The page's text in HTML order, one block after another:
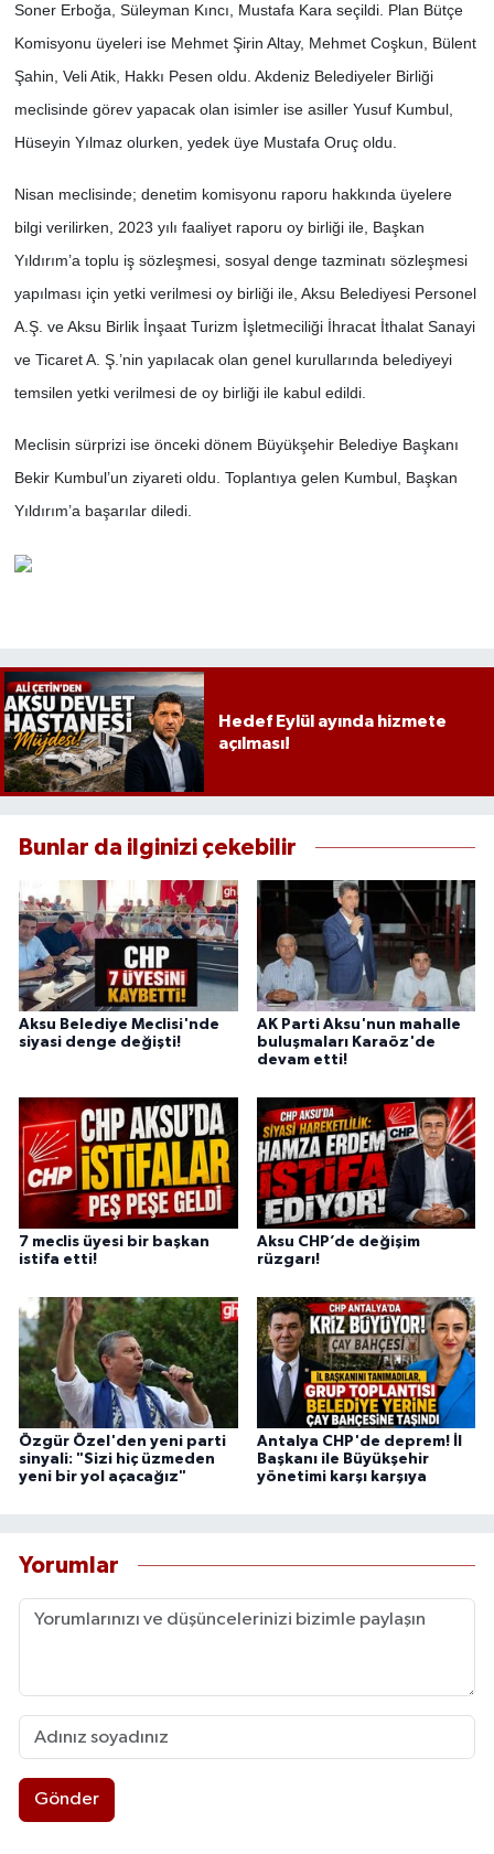
Soner Erboğa, Süleyman Kıncı, Mustafa Kara seçildi. Plan Bütçe
Komisyonu üyeleri ise Mehmet Şirin Altay, Mehmet Coşkun, Bülent
Şahin, Veli Atik, Hakkı Pesen oldu. Akdeniz Belediyeler Birliği
meclisinde görev yapacak olan isimler ise asiller Yusuf Kumbul,
Hüseyin Yılmaz olurken, yedek üye Mustafa Oruç oldu.
Nisan meclisinde; denetim komisyonu raporu hakkında üyelere
bilgi verilirken, 2023 yılı faaliyet raporu oy birliği ile, Başkan
Yıldırım’a toplu iş sözleşmesi, sosyal denge tazminatı sözleşmesi
yapılması için yetki verilmesi oy birliği ile, Aksu Belediyesi Personel
A.Ş. ve Aksu Birlik İnşaat Turizm İşletmeciliği İhracat İthalat Sanayi
ve Ticaret A. Ş.’nin yapılacak olan genel kurullarında belediyeyi
temsilen yetki verilmesi de oy birliği ile kabul edildi.
Meclisin sürprizi ise önceki dönem Büyükşehir Belediye Başkanı
Bekir Kumbul’un ziyareti oldu. Toplantıya gelen Kumbul, Başkan
Yıldırım’a başarılar diledi.
Hedef Eylül ayında hizmete
açılması!
Bunlar da ilginizi çekebilir
Aksu Belediye Meclisi'nde
siyasi denge değişti!
AK Parti Aksu'nun mahalle
buluşmaları Karaöz'de
devam etti!
7 meclis üyesi bir başkan
istifa etti!
Aksu CHP’de değişim
rüzgarı!
Özgür Özel'den yeni parti
sinyali: "Sizi hiç üzmeden
yeni bir yol açacağız"
Antalya CHP'de deprem! İl
Başkanı ile Büyükşehir
yönetimi karşı karşıya
Yorumlar
Gönder